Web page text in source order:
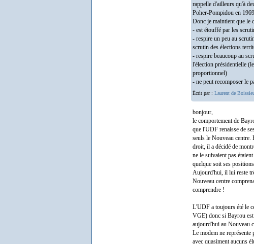
rappelle d'ailleurs qu'à
Poher-Pompidou en
Donc je maintient que le
- est étouffé par les
- respire un peu au
scrutin des élections
- respire beaucoup au
l'élection présidentielle
proportionnel)
- ne peut recomposer le
Écrit par : Laurent de
bonjour,
le comportement de
que l'UDF renaisse de
seuls le Nouveau centre.
droit, il a décidé de
ne le suivaient pas
quelque soit ses
Aujourd'hui, il lui reste
Nouveau centre
comprendre !
L'UDF a toujours été le
VGE) donc si Bayrou est
aujourd'hui au Nouveau
Le modem ne représente
avec quasiment aucuns